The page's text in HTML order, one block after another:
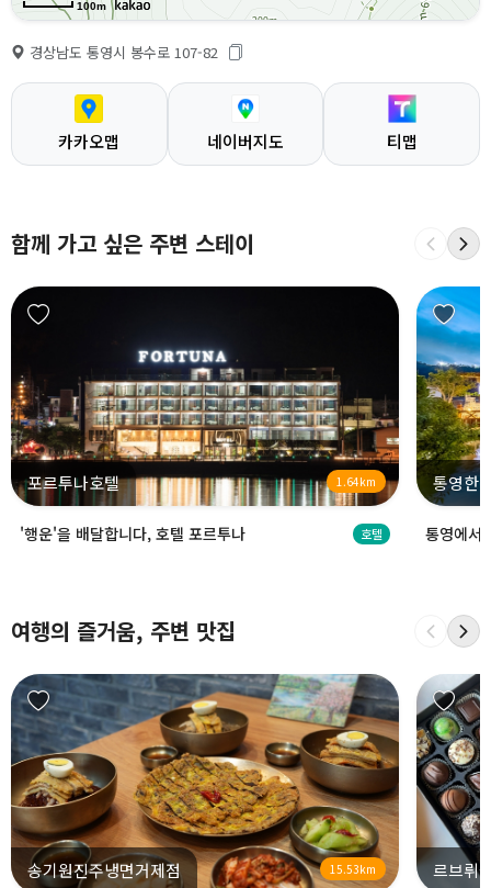
100m
경상남도 통영시 봉수로 107-82
카카오맵 네이버지도 티맵
함께 가고 싶은 주변 스테이
포르투나호텔 1.64km
'행운'을 배달합니다, 호텔 포르투나 호텔
통영한
통영에서
여행의 즐거움, 주변 맛집
송기원진주냉면거제점 15.53km 르브뤼